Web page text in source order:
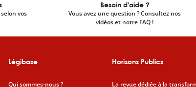
vos
Besoin d'aide ?
Vous avez une question ? Consultez nos
vidéos et notre FAQ !
Légibase
Qui sommes-nous ?
Horizons Publics
La revue dédiée à la